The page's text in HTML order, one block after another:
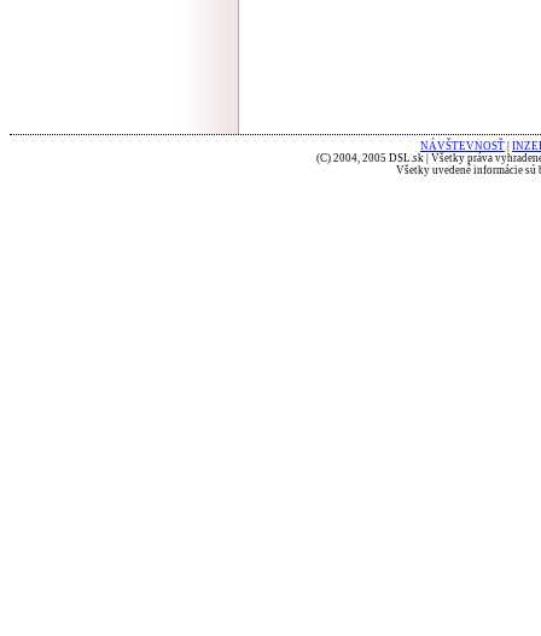
NÁVŠTEVNOSŤ
(C) 2004, 2005 DSL.sk | Všetky práva
Všetky uvedené informácie sú